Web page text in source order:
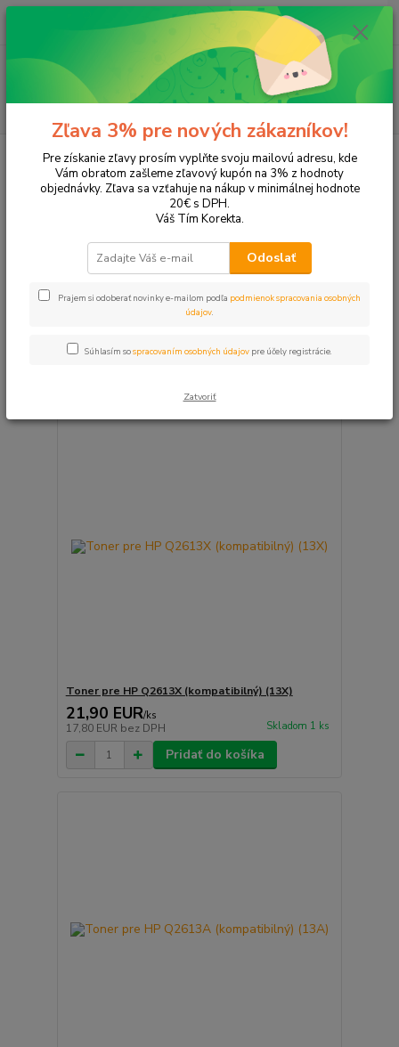
Menu
Hľadať
ks
za 0,00 EUR
Tonery a náplne do tlačiarní Hewlett Packard
HP LaserJet
LaserJet 1300
LaserJet 1300
Upresniť parametre
Najnovšie Najlacnejšie Najdrahšie
Zobrazujem 1-2 z 2
Toner pre HP Q2613X (kompatibilný) (13X)
21,90 EUR/ks
17,80 EUR bez DPH Skladom 1 ks
Pridať do košíka
Zľava 3% pre nových zákazníkov!
Pre získanie zľavy prosím vyplňte svoju mailovú adresu, kde
Vám obratom zašleme zľavový kupón na 3% z hodnoty
objednávky. Zľava sa vzťahuje na nákup v minimálnej hodnote
20€ s DPH.
Váš Tím Korekta.
Odoslať
Prajem si odoberať novinky e-mailom podľa podmienok spracovania osobných
údajov.
Súhlasím sospracovaním osobných údajov pre účely registrácie.
Zatvoriť